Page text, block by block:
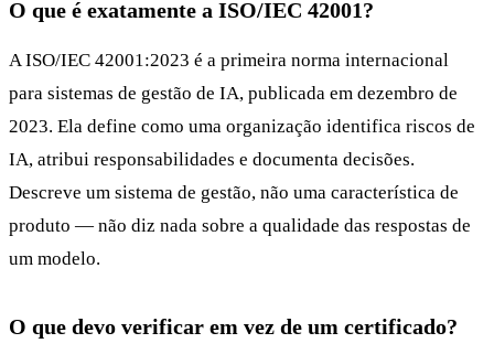
O que é exatamente a ISO/IEC 42001?
A ISO/IEC 42001:2023 é a primeira norma internacional
para sistemas de gestão de IA, publicada em dezembro de
2023. Ela define como uma organização identifica riscos de
IA, atribui responsabilidades e documenta decisões.
Descreve um sistema de gestão, não uma característica de
produto — não diz nada sobre a qualidade das respostas de
um modelo.
O que devo verificar em vez de um certificado?